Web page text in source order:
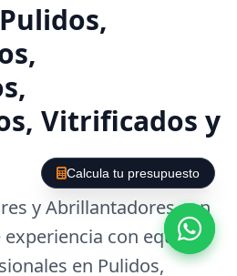
Vitrificados y
y Abrillantadores con
con equipos
en Pulidos,
Calcula tu presupuesto